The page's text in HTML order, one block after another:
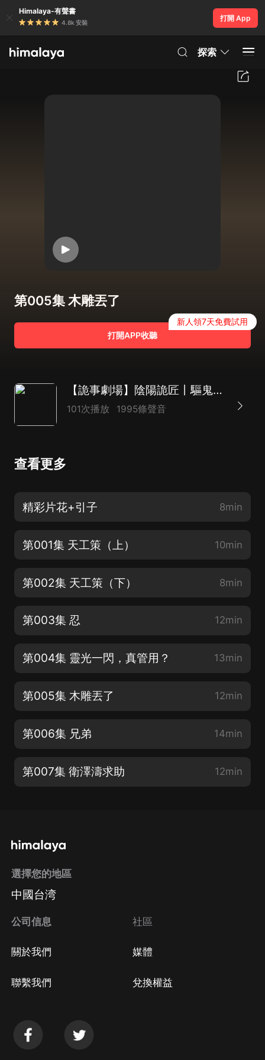
Himalaya-有聲書
4.8k 安裝
打開 App
探索
第005集 木雕丟了
打開APP收聽
新人領7天免費試用
【詭事劇場】陰陽詭匠丨驅鬼除魔丨離奇懸疑丨精品多播
101次播放 1995條聲音
查看更多
精彩片花+引子 8min
第001集 天工策（上） 10min
第002集 天工策（下） 8min
第003集 忍 12min
第004集 靈光一閃，真管用？ 13min
第005集 木雕丟了 12min
第006集 兄弟 14min
第007集 衛澤濤求助 12min
選擇您的地區
中國台湾
公司信息
關於我們
聯繫我們
社區
媒體
兌換權益